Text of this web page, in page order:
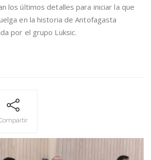
PREPARA
PARA
los últimos detalles para iniciar la que
en la historia de Antofagasta
por el grupo Luksic.